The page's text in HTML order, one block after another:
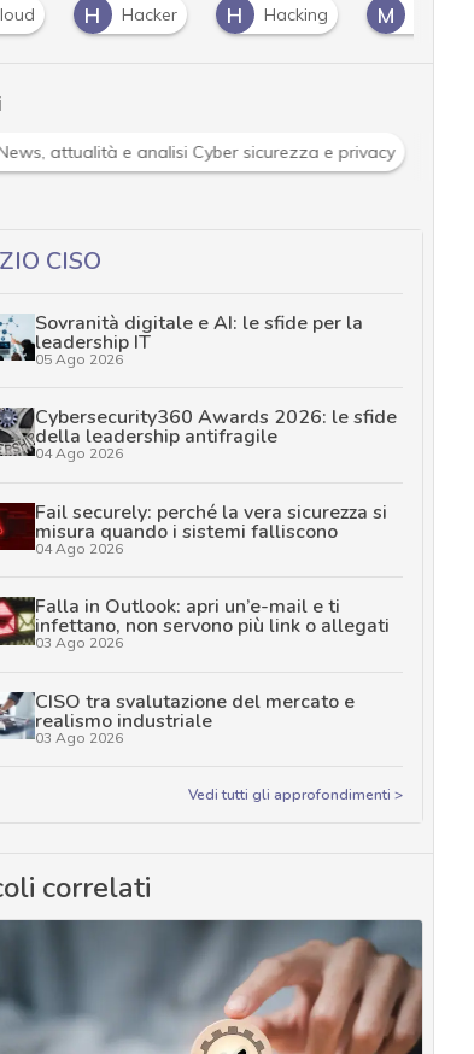
H Hacker H Hacking M
attualità e analisi Cyber sicurezza e privacy
CISO
Sovranità digitale e AI: le sfide per la
leadership IT
05 Ago 2026
Cybersecurity360 Awards 2026: le sfide
della leadership antifragile
04 Ago 2026
Fail securely: perché la vera sicurezza si
misura quando i sistemi falliscono
04 Ago 2026
Falla in Outlook: apri un’e-mail e ti
infettano, non servono più link o allegati
03 Ago 2026
CISO tra svalutazione del mercato e
realismo industriale
03 Ago 2026
Vedi tutti gli approfondimenti >
correlati